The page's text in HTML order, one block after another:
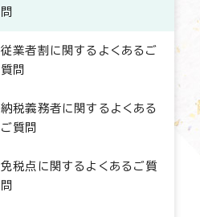
問
従業者割に関するよくあるご
質問
納税義務者に関するよくある
ご質問
免税点に関するよくあるご質
問